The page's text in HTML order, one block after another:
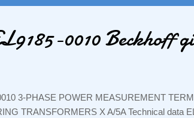
#CB #CauDao #CauDaoDien LP30K1M4,
0010 Beckhoff
3-PHASE POWER MEASUREMENT
TRANSFORMERS X A/5A Technical data